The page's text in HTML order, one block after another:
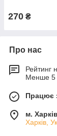
270 ₴
Про нас
Рейтинг
Менше 5
Працює
м. Харків
Харків,